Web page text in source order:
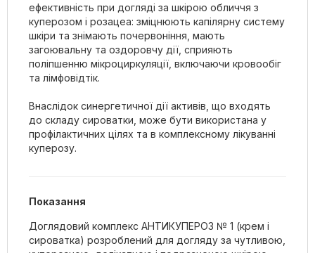
ефективність при догляді за шкірою обличчя з
куперозом і розацеа: зміцнюють капілярну систему
шкіри та знімають почервоніння, мають
загоювальну та оздоровчу дії, сприяють
поліпшенню мікроциркуляції, включаючи кровообіг
та лімфовідтік.
Внаслідок синергетичної дії активів, що входять
до складу сироватки, може бути використана у
профілактичних цілях та в комплексному лікуванні
куперозу.
Показання
Доглядовий комплекс АНТИКУПЕРОЗ № 1 (крем і
сироватка) розроблений для догляду за чутливою,